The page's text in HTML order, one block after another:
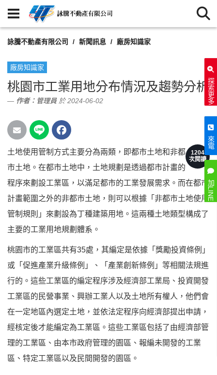
探索更多
來電
加LINE
詠騰不動產有限公司 新聞訊息 廠房知識家
廠房知識家
桃園市工業用地分布情況及趨勢分析
作者： 管理員 於 2024-06-02
1204
次閱讀
土地使用管制方式主要分為兩類，即都市土地和非都
市土地。在都市土地中，土地規劃是透過都市計畫的
程序來劃設工業區，以滿足都市的工業發展需求。而在都市
計畫範圍之外的非都市土地，則可以根據「非都市土地使用
管制規則」來劃設為丁種建築用地。這兩種土地類型構成了
主要的工業用地規劃體系。
桃園市的工業區共有35處，其編定是依據「獎勵投資條例」
或「促進產業升級條例」、「產業創新條例」等相關法規進
行的。這些工業區的編定程序涉及經濟部工業局、投資開發
工業區的民營事業、興辦工業人以及土地所有權人，他們會
在一定地區內選定土地，並依法定程序向經濟部提出申請，
經核定後才能編定為工業區。這些工業區包括了由經濟部管
理的工業區、由本市政府管理的園區、報編未開發的工業
區、特定工業區以及民間開發的園區。